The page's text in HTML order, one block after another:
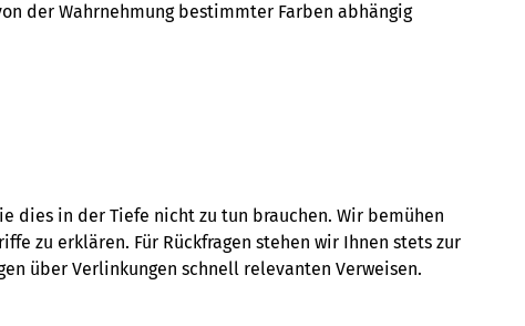
der Wahrnehmung bestimmter Farben abhängig
dies in der Tiefe nicht zu tun brauchen. Wir bemühen
zu erklären. Für Rückfragen stehen wir Ihnen stets zur
über Verlinkungen schnell relevanten Verweisen.